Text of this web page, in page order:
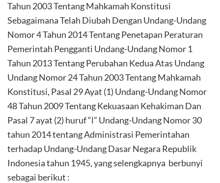
Tahun 2003 Tentang Mahkamah Konstitusi
Sebagaimana Telah Diubah Dengan Undang-Undang
Nomor 4 Tahun 2014 Tentang Penetapan Peraturan
Pemerintah Pengganti Undang-Undang Nomor 1
Tahun 2013 Tentang Perubahan Kedua Atas Undang
Undang Nomor 24 Tahun 2003 Tentang Mahkamah
Konstitusi, Pasal 29 Ayat (1) Undang-Undang Nomor
48 Tahun 2009 Tentang Kekuasaan Kehakiman Dan
Pasal 7 ayat (2) huruf “l” Undang-Undang Nomor 30
tahun 2014 tentang Administrasi Pemerintahan
terhadap Undang-Undang Dasar Negara Republik
Indonesia tahun 1945, yang selengkapnya berbunyi
sebagai berikut :